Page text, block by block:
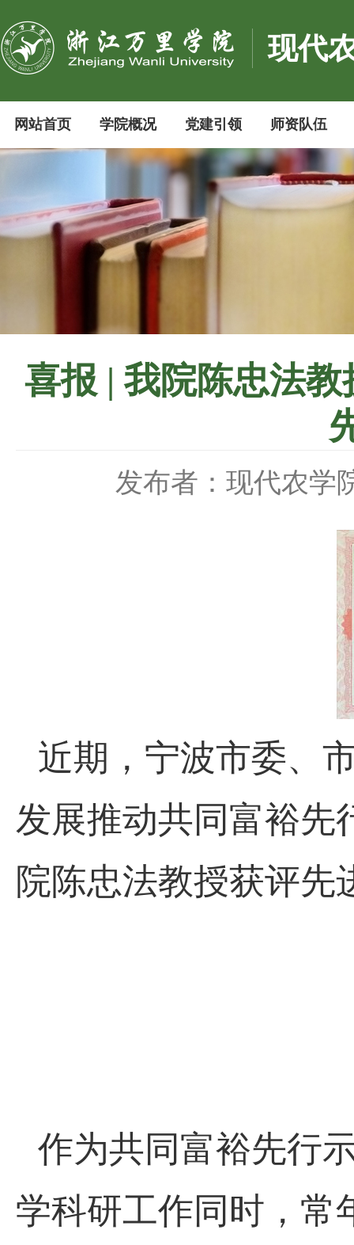
现代
网站首页 学院概况 党建引领 师资队伍
喜报 | 我院陈忠法
发布者：现代农学
近期，宁波市委、
发展推动共同富裕先
院陈忠法教授获评先
作为共同富裕先行
学科研工作同时，常